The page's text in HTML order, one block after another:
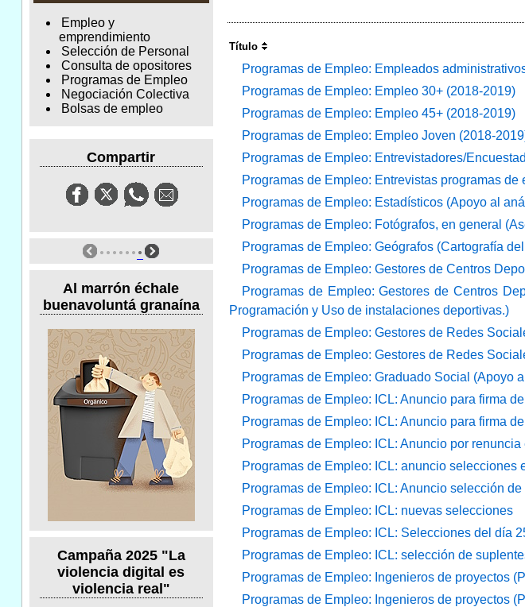
Empleo y
emprendimiento
Selección de Personal
Consulta de opositores
Programas de Empleo
Negociación Colectiva
Bolsas de empleo
Compartir
Al marrón échale
buenavoluntá granaína
Campaña 2025 "La
violencia digital es
violencia real"
Título
Programas de Empleo: Empleados
Programas de Empleo: Empleo 30+ (2018-2019)
Programas de Empleo: Empleo 45+ (2018-2019)
Programas de Empleo: Empleo Joven (2018-
Programas de Empleo: Entrevistadores/
Programas de Empleo: Entrevistas programas
Programas de Empleo: Estadísticos (Apoyo al
Programas de Empleo: Fotógrafos, en general
Programas de Empleo: Geógrafos (Cartografía
Programas de Empleo: Gestores de Centros
Programas de Empleo: Gestores de Centros
Programación y Uso de instalaciones deportivas.)
Programas de Empleo: Gestores de Redes
Programas de Empleo: Gestores de Redes
Programas de Empleo: Graduado Social (Apoyo
Programas de Empleo: ICL: Anuncio para firma
Programas de Empleo: ICL: Anuncio para firma
Programas de Empleo: ICL: Anuncio por
Programas de Empleo: ICL: anuncio selecciones
Programas de Empleo: ICL: Anuncio selección
Programas de Empleo: ICL: nuevas selecciones
Programas de Empleo: ICL: Selecciones del día
Programas de Empleo: ICL: selección de
Programas de Empleo: Ingenieros de proyectos
Programas de Empleo: Ingenieros de proyectos